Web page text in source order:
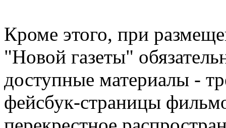
Кроме этого, при
"Новой газеты"
доступные материалы -
фейсбук-страницы